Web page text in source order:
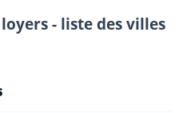
- liste des villes